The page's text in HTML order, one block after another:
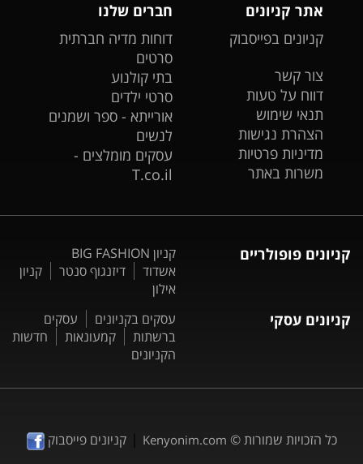
אתר קניונים
קניונים בפייסבוק
צור קשר
דווח על טעות
תנאי שימוש
הצהרת נגישות
מדיניות פרטיות
משרות באתר
חברים שלנו
דוחות מדיה חברתית
סרטים
בתי קולנוע
סרטי ילדים
אורייתא - ספר ושמנים
לנשים
עסקים מומלצים -
T.co.il
קניונים פופולריים
קניון BIG FASHION
אשדוד
דיזנגוף סנטר
קניון
אילון
קניונים עסקי עסקים בקניונים
עסקים
ברשתות
קמעונאות
חדשות
הקניונים
כל הזכויות שמורות © Kenyonim.com
|קניונים פייסבוק